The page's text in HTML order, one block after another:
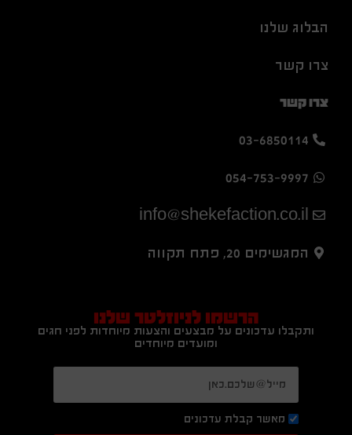
הבלוג שלנו
צרו קשר
צרו קשר
03-6850114
054-753-9997
info@shekefaction.co.il
המגשימים 20, פתח תקווה
הרשמו לניוזלטר שלנו
ותקבלו עדכונים על מבצעים והצעות מיוחדות לפני חגים
ומועדים מיוחדים
מאשר קבלת עדכונים